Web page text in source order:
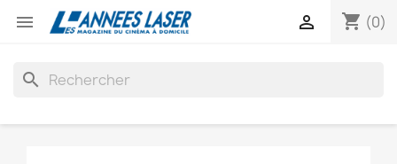
 shopping_cart (0)

search